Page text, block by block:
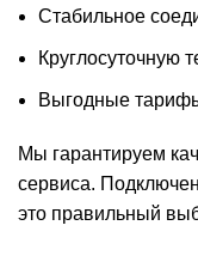
Стабильное
Круглосуточную
Выгодные
Мы гарантируем
сервиса.
это правильный